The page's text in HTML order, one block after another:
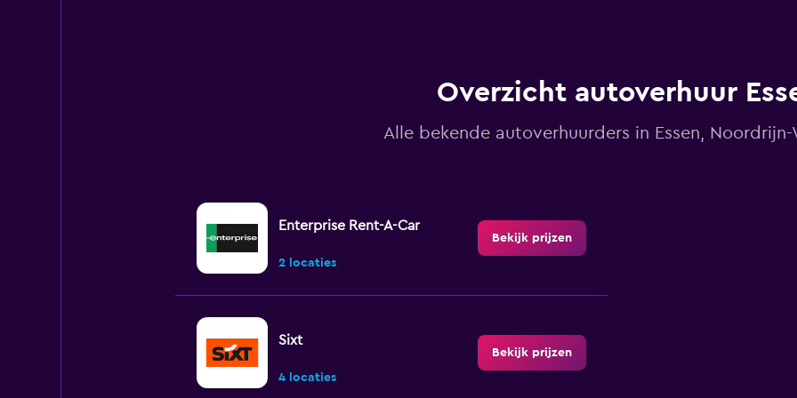
Overzicht autoverhuur
Alle bekende autoverhuurders in Essen, Noordrijn-
Enterprise Rent-A-Car
2 locaties
Bekijk prijzen
Sixt
4 locaties
Bekijk prijzen